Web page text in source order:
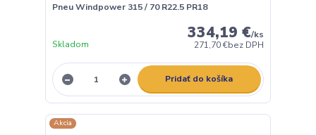
Pneu Windpower 315 / 70 R22.5 PR18
334,19 €/ks
271,70 €bez DPH
Skladom
Pridať do košíka
Akcia